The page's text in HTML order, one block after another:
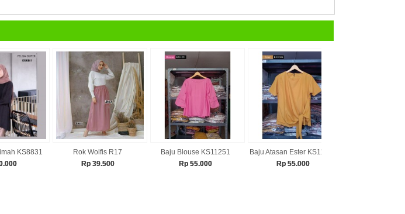
KS8831
Rok Wolfis R17
Rp 39.500
Baju Blouse KS11251
Rp 55.000
Baju Atasan Ester KS11266
Rp 55.000